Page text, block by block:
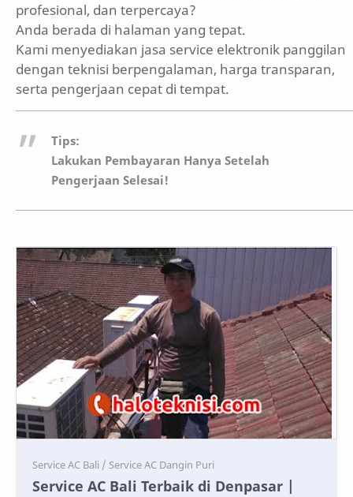
profesional, dan terpercaya?
Anda berada di halaman yang tepat.
Kami menyediakan jasa service elektronik panggilan
dengan teknisi berpengalaman, harga transparan,
serta pengerjaan cepat di tempat.
Tips:
Lakukan Pembayaran Hanya Setelah
Pengerjaan Selesai!
Service Service
Service AC Bali Terbaik di Denpasar |